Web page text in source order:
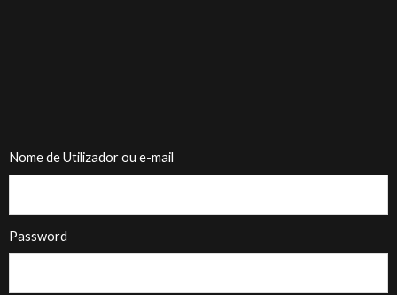
Nome de Utilizador ou e-mail
Password